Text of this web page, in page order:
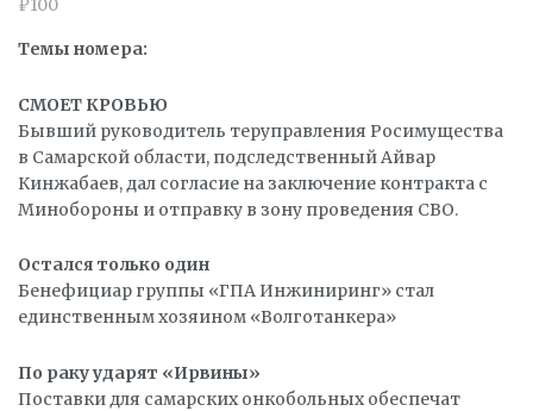
₽100
Темы номера:
СМОЕТ КРОВЬЮ
Бывший руководитель теруправления Росимущества
в Самарской области, подследственный Айвар
Кинжабаев, дал согласие на заключение контракта с
Минобороны и отправку в зону проведения СВО.
Остался только один
Бенефициар группы «ГПА Инжиниринг» стал
единственным хозяином «Волготанкера»
По раку ударят «Ирвины»
Поставки для самарских онкобольных обеспечат